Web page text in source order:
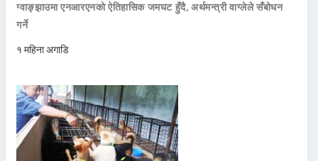
ग्वाङ्झाउमा एनआरएनको ऐतिहासिक जमघट हुँदै, अर्थमन्त्री वाग्लेले सँबोधन
गर्ने
१ महिना अगाडि